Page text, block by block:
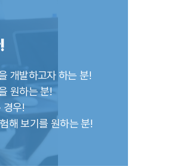
조기유학 안내
그램
즈번유학
안내
개발하고자 하는 분!
원하는 분!
경우!
해 보기를 원하는 분!